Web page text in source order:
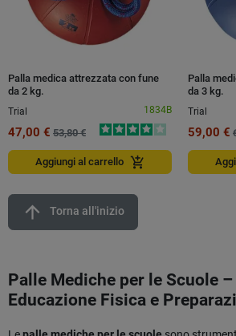
Palla medica attrezzata con fune
da 2 kg.
Trial
1834B
47,00 € 53,80 €
Aggiungi al carrello add_shopping_cart
Palla
da 3 kg.
Trial
59,00 €
arrow_upward Torna all'inizio
Palle Mediche per le Scuole
Educazione Fisica e